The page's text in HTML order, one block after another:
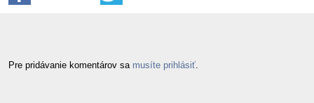
Pre pridávanie komentárov sa musíte prihlásiť